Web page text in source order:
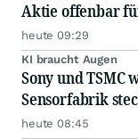
Aktie offenbar
heute 09:29
KI braucht Augen
Sony und TSMC
Sensorfabrik
heute 08:45